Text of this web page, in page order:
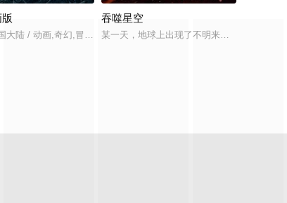
无限灵气，执凡刃，荡恶
。随着旧世界破碎，众人流落天外的永恒大陆。而在这里白
大陆 / 动画,奇幻,冒险,国产动漫
吞噬星空
某一天，地球上出现了不明来由的RR病毒，